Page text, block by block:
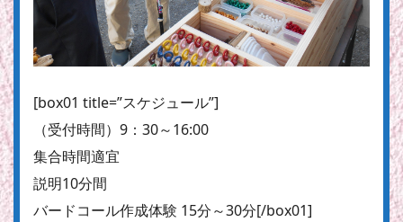
[box01 title=”スケジュール”]
（受付時間）9：30～16:00
集合時間適宜
説明10分間
バードコール作成体験 15分～30分[/box01]